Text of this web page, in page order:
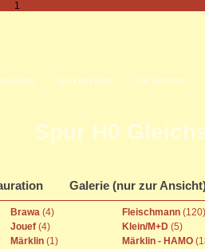
1
Neu bei Uns Wir suchen
Spur H0
Galerie (nur zur
Brawa (4) Fleischmann (120)
Jouef (4) Klein/M+D (5)
Märklin (1) Märklin - HAMO